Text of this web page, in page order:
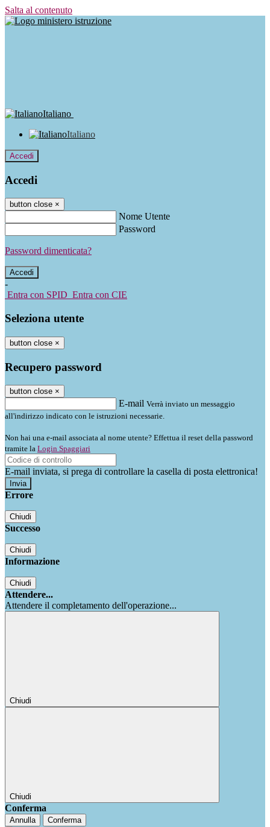
Salta al contenuto
Italiano
Italiano
Accedi
Accedi
button close ×
Nome Utente
Password
Password dimenticata?
-
Entra con SPID Entra con CIE
Seleziona utente
button close ×
Recupero password
button close ×
E-mail Verrà inviato un messaggio
all'indirizzo indicato con le istruzioni necessarie.
Non hai una e-mail associata al nome utente? Effettua il reset della password
tramite la Login Spaggiari
E-mail inviata, si prega di controllare la casella di posta elettronica!
Errore
Chiudi
Successo
Chiudi
Informazione
Chiudi
Attendere...
Attendere il completamento dell'operazione...
Chiudi
Chiudi
Conferma
Annulla Conferma